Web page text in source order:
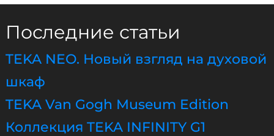
Последние статьи
TEKA NEO. Новый взгляд на духовой
шкаф
TEKA Van Gogh Museum Edition
Коллекция TEKA INFINITY G1